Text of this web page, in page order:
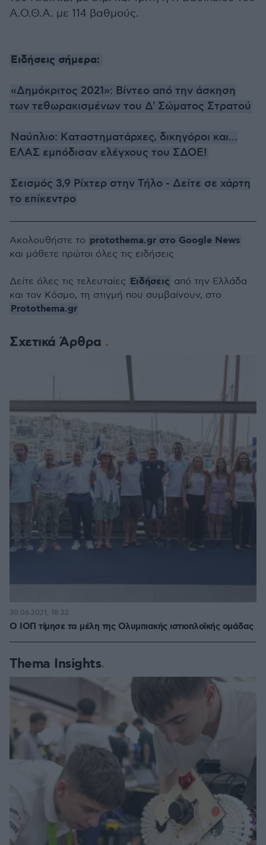
Α.Ο.Θ.Α. με 114 βαθμούς.
Ειδήσεις σήμερα:
«Δημόκριτος 2021»: Βίντεο από την άσκηση
των τεθωρακισμένων του Δ' Σώματος Στρατού
Ναύπλιο: Kαταστηματάρχες, δικηγόροι και…
ΕΛΑΣ εμπόδισαν ελέγχους του ΣΔΟΕ!
Σεισμός 3,9 Ρίχτερ στην Τήλο - Δείτε σε χάρτη
το επίκεντρο
Σχετικά Άρθρα
Ο ΙΟΠ τίμησε τα μέλη της Ολυμπιακής ιστιοπλοϊκής ομάδας
30.06.2021, 18:22
Thema Insights
Ακολουθήστε το protothema.gr στο Google News
και μάθετε πρώτοι όλες τις ειδήσεις
Δείτε όλες τις τελευταίες Ειδήσεις από την Ελλάδα
και τον Κόσμο, τη στιγμή που συμβαίνουν, στο
Protothema.gr